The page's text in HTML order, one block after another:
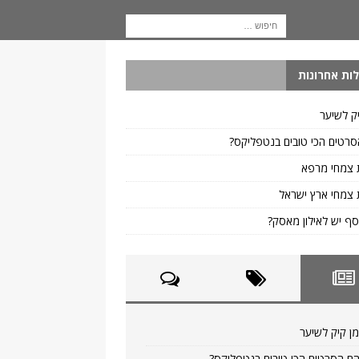
אחרונות
לשיער
הכי טובים בנטפליקס?
צמחי מרפא
צמחי ארץ ישראל
יש לאילון מאסק?
קיק לשיער